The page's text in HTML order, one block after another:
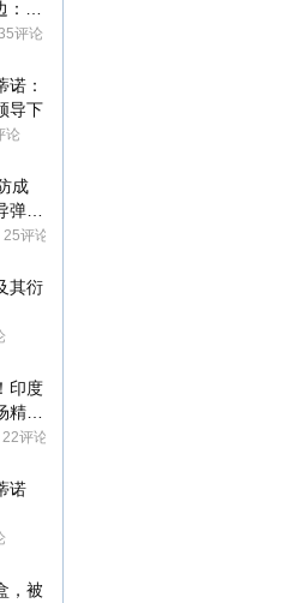
视
管理
评论
诺：
导下
论
成
发
25评论
其衍
印度
准
22评论
诺
，被